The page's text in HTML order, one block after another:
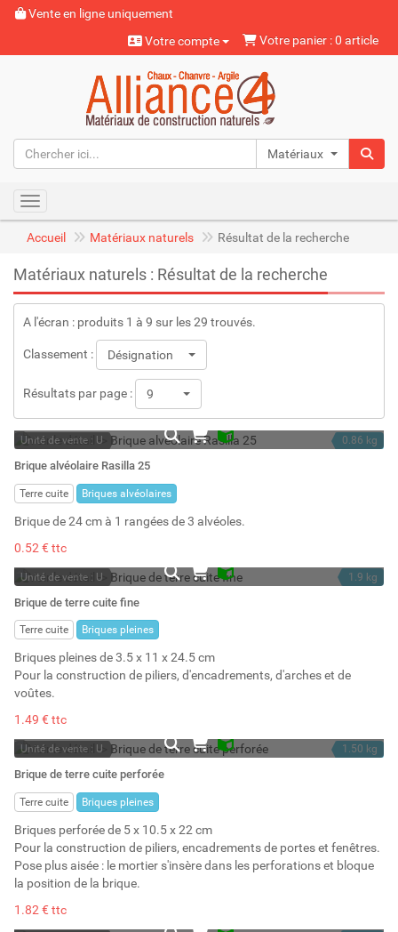
Vente en ligne uniquement
Votre compte
Votre panier : 0 article
Matériaux naturels
Toggle navigation
Accueil Matériaux naturels Résultat de la recherche
Matériaux naturels : Résultat de la recherche
A l'écran : produits 1 à 9 sur les 29 trouvés.
Classement : Désignation
Résultats par page : 9
Unité de vente : U
En stock
Stock : 5036
0.86 kg
Brique alvéolaire Rasilla 25
Terre cuite Briques alvéolaires
Brique de 24 cm à 1 rangées de 3 alvéoles.
0.52 € ttc
Unité de vente : U
En stock
Stock : 3680
1.9 kg
Brique de terre cuite fine
Terre cuite Briques pleines
Briques pleines de 3.5 x 11 x 24.5 cm
Pour la construction de piliers, d'encadrements, d'arches et de
voûtes.
1.49 € ttc
Unité de vente : U
En stock
Stock : 1792
1.50 kg
Brique de terre cuite perforée
Terre cuite Briques pleines
Briques perforée de 5 x 10.5 x 22 cm
Pour la construction de piliers, encadrements de portes et fenêtres.
Pose plus aisée : le mortier s'insère dans les perforations et bloque
la position de la brique.
1.82 € ttc